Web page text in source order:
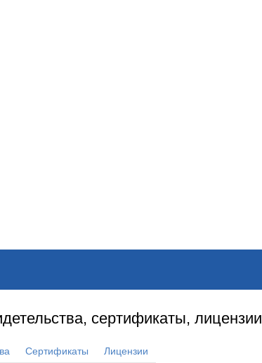
сертификаты, лицензии
Сертификаты Лицензии